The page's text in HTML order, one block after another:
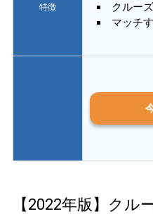
特徴
クルー
マッチ
【2022年版】クル